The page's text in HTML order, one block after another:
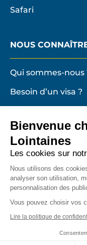
Bienvenue
Lointaines
Les cookies sur
Nous utilisons des
analyser son utilisation,
personnalisation des
Vous pouvez choisir vos
Lire la politique de
Safari
NOUS
Qui sommes-nous
Besoin d’un visa ?
et particulières de
vente
Mentions légales,
cookies
Protection des
données
Copyrights